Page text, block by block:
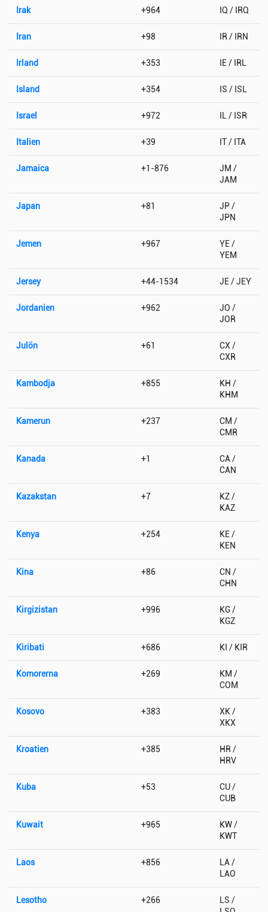
Irak +964 IQ / IRQ
Iran +98 IR / IRN
Irland +353 IE / IRL
Island +354 IS / ISL
Israel +972 IL / ISR
Italien +39 IT / ITA
Jamaica +1-876
JM /
JAM
Japan +81
JP /
JPN
Jemen +967
YE /
YEM
Jersey +44-1534 JE / JEY
Jordanien +962
JO /
JOR
Julön +61
CX /
CXR
Kambodja +855
KH /
KHM
Kamerun +237
CM /
CMR
Kanada +1
CA /
CAN
Kazakstan +7
KZ /
KAZ
Kenya +254
KE /
KEN
Kina +86
CN /
CHN
Kirgizistan +996
KG /
KGZ
Kiribati +686 KI / KIR
Komorerna +269
KM /
COM
Kosovo +383
XK /
XKX
Kroatien +385
HR /
HRV
Kuba +53
CU /
CUB
Kuwait +965
KW /
KWT
Laos +856
LA /
LAO
Lesotho +266
LS /